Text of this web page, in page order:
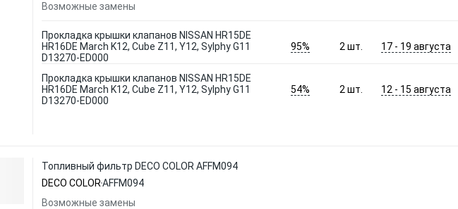
Возможные замены
Прокладка крышки клапанов NISSAN HR15DE
HR16DE March K12, Cube Z11, Y12, Sylphy G11
D13270-ED000
95% 2 шт. 17 - 19 августа
Прокладка крышки клапанов NISSAN HR15DE
HR16DE March K12, Cube Z11, Y12, Sylphy G11
D13270-ED000
54% 2 шт. 12 - 15 августа
Топливный фильтр DECO COLOR AFFM094
DECO COLORAFFM094
Возможные замены